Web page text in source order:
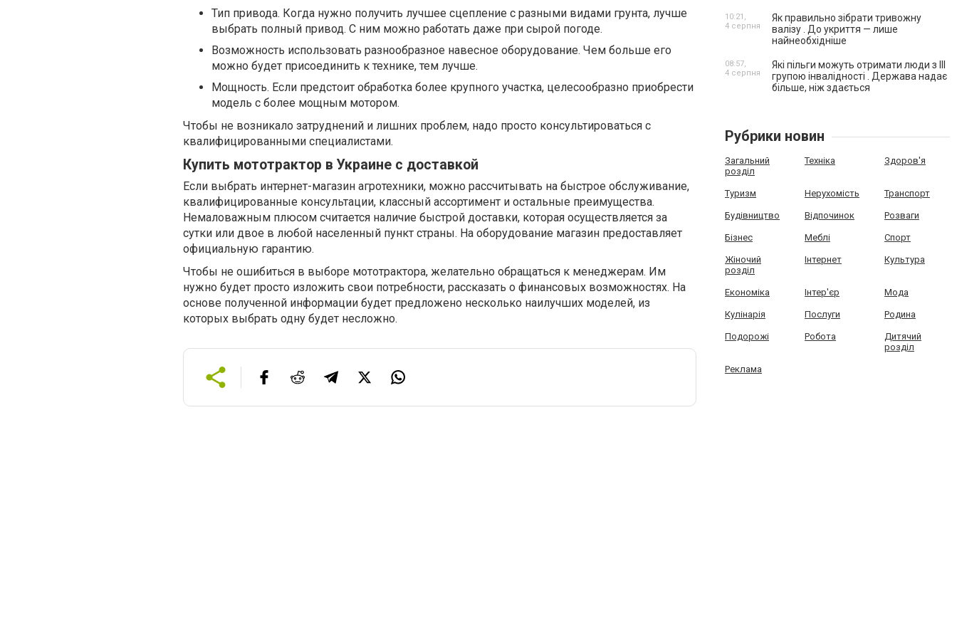
Тип привода. Когда нужно получить лучшее сцепление с разными видами грунта, лучше
выбрать полный привод. С ним можно работать даже при сырой погоде.
Возможность использовать разнообразное навесное оборудование. Чем больше его
можно будет присоединить к технике, тем лучше.
Мощность. Если предстоит обработка более крупного участка, целесообразно приобрести
модель с более мощным мотором.
Чтобы не возникало затруднений и лишних проблем, надо просто консультироваться с
квалифицированными специалистами.
Купить мототрактор в Украине с доставкой
Если выбрать интернет-магазин агротехники, можно рассчитывать на быстрое обслуживание,
квалифицированные консультации, классный ассортимент и остальные преимущества.
Немаловажным плюсом считается наличие быстрой доставки, которая осуществляется за
сутки или двое в любой населенный пункт страны. На оборудование магазин предоставляет
официальную гарантию.
Чтобы не ошибиться в выборе мототрактора, желательно обращаться к менеджерам. Им
нужно будет просто изложить свои потребности, рассказать о финансовых возможностях. На
основе полученной информации будет предложено несколько наилучших моделей, из
которых выбрать одну будет несложно.
Як правильно зібрати тривожну
валізу . До укриття — лише
найнеобхідніше
10:21,
4 серпня
Які пільги можуть отримати люди з III
групою інвалідності . Держава надає
більше, ніж здається
08:57,
4 серпня
Рубрики новин
Загальний
розділ
Техніка Здоров'я
Туризм Нерухомість Транспорт
Будівництво Відпочинок Розваги
Бізнес Меблі Спорт
Жіночий
розділ
Інтернет Культура
Економіка Інтер'єр Мода
Кулінарія Послуги Родина
Подорожі Робота
Дитячий
розділ
Реклама